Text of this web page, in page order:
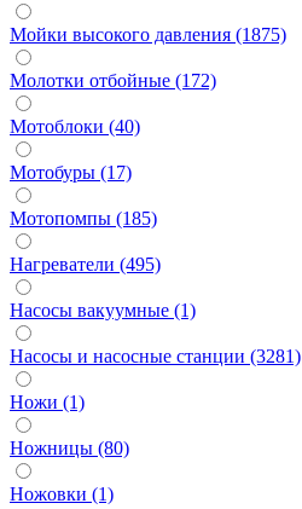
Мойки высокого давления (1875)
Молотки отбойные (172)
Мотоблоки (40)
Мотобуры (17)
Мотопомпы (185)
Нагреватели (495)
Насосы вакуумные (1)
Насосы и насосные станции (3281)
Ножи (1)
Ножницы (80)
Ножовки (1)